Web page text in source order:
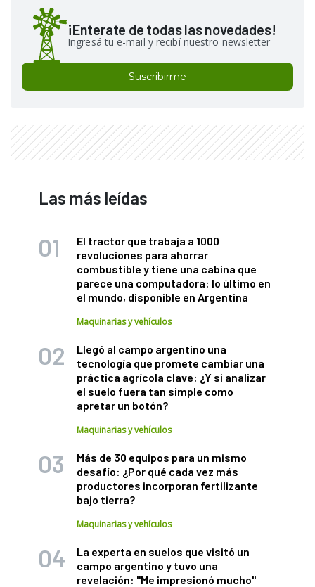
¡Enterate de todas las novedades!
Ingresá tu e-mail y recibí nuestro newsletter
Suscribirme
Las más leídas
El tractor que trabaja a 1000
revoluciones para ahorrar
combustible y tiene una cabina que
parece una computadora: lo último en
el mundo, disponible en Argentina
Maquinarias y vehículos
Llegó al campo argentino una
tecnología que promete cambiar una
práctica agrícola clave: ¿Y si analizar
el suelo fuera tan simple como
apretar un botón?
Maquinarias y vehículos
Más de 30 equipos para un mismo
desafío: ¿Por qué cada vez más
productores incorporan fertilizante
bajo tierra?
Maquinarias y vehículos
La experta en suelos que visitó un
campo argentino y tuvo una
revelación: "Me impresionó mucho"